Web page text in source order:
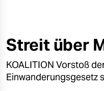
öko
gesellschaft
kultur
Streit über
KOALITION Vorstoß
Einwanderungsgesetz